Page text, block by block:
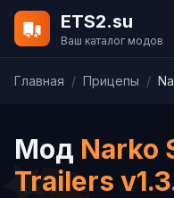
ETS2.su
Ваш каталог модов
Главная / Прицепы /
Мод Narko
Trailers